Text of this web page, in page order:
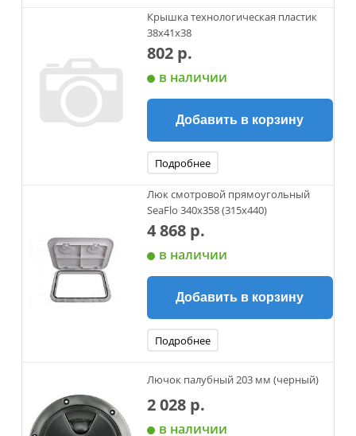
Крышка технологическая пластик
38х41х38
802 р.
в наличии
Добавить в корзину
Подробнее
Люк смотровой прямоугольный
SeaFlo 340х358 (315х440)
4 868 р.
в наличии
Добавить в корзину
Подробнее
Лючок палубный 203 мм (черный)
2 028 р.
в наличии